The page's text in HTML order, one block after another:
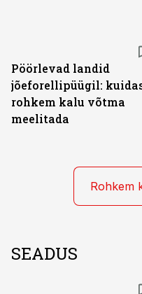
Pöörlevad landid
jõeforellipüügil:
rohkem kalu võtma
meelitada
Rohkem
SEADUS